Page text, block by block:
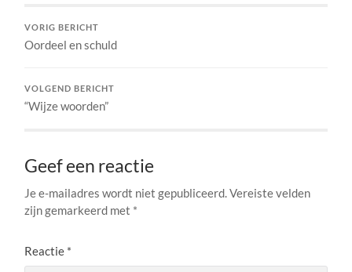
VORIG BERICHT
Oordeel en schuld
VOLGEND BERICHT
“Wijze woorden”
Geef een reactie
Je e-mailadres wordt niet gepubliceerd.Vereiste velden
zijn gemarkeerd met *
Reactie *